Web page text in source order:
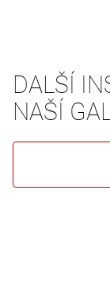
DALŠÍ
NAŠÍ